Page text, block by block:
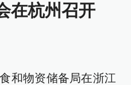
在杭州召开
和物资储备局在浙江